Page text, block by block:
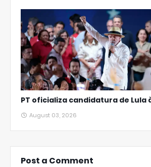
PT oficializa candidatura de Lula
August 03, 2026
Post a Comment